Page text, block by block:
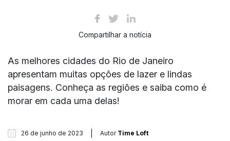
Compartilhar a notícia
As melhores cidades do Rio de Janeiro
apresentam muitas opções de lazer e lindas
paisagens. Conheça as regiões e saiba como é
morar em cada uma delas!
26 de junho de 2023 Autor Time Loft